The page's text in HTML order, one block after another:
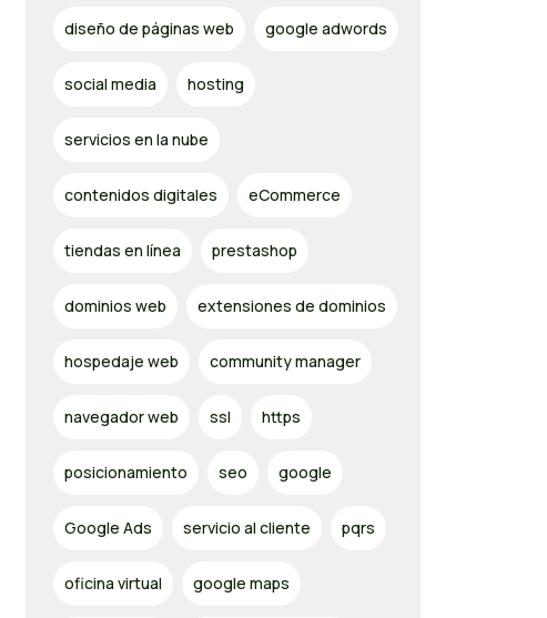
diseño de páginas web google adwords
social media hosting
servicios en la nube
contenidos digitales eCommerce
tiendas en línea prestashop
dominios web extensiones de dominios
hospedaje web community manager
navegador web ssl https
posicionamiento seo google
Google Ads servicio al cliente pqrs
oficina virtual google maps